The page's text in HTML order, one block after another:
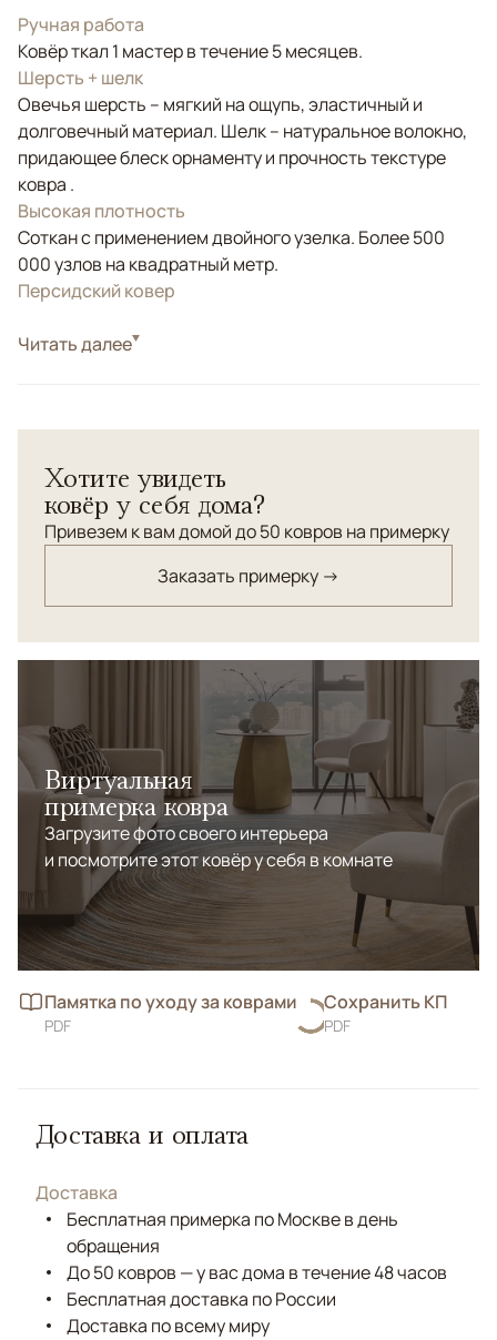
Ручная работа
Ковёр ткал 1 мастер в течение 5 месяцев.
Шерсть + шелк
Овечья шерсть – мягкий на ощупь, эластичный и
долговечный материал. Шелк – натуральное волокно,
придающее блеск орнаменту и прочность текстуре
ковра .
Высокая плотность
Соткан с применением двойного узелка. Более 500
000 узлов на квадратный метр.
Персидский ковер
СтильКлассические
Читать далее
Хотите увидеть
ковёр у себя дома?
Привезем к вам домой до 50 ковров на примерку
Заказать примерку →
Виртуальная
примерка ковра
Загрузите фото своего интерьера
и посмотрите этот ковёр у себя в комнате
Памятка по уходу за коврами
PDF
Сохранить КП
PDF
Доставка и оплата
Доставка
Бесплатная примерка по Москве в день
обращения
До 50 ковров — у вас дома в течение 48 часов
Бесплатная доставка по России
Доставка по всему миру